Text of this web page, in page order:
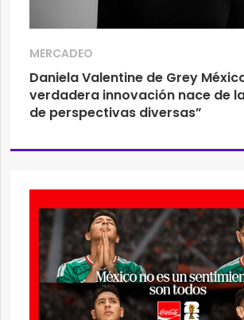
MERCADEO
Daniela Valentine de Grey
verdadera innovación nace de
de perspectivas diversas”